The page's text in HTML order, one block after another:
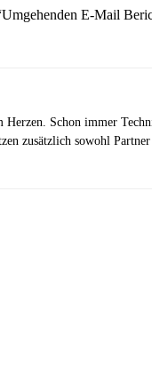
E-Mail
Schon immer
zusätzlich sowohl Partner